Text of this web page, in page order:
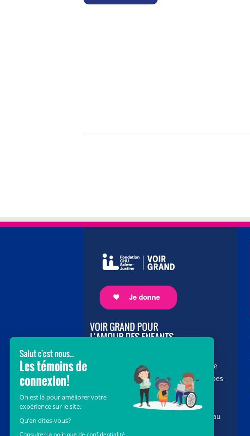
VOIR GRAND POUR
L’AMOUR DES ENFANTS
vous au cœur de la campagne majeure
Voir Grand, nous conduisons les équipes
soignantes vers les opportunités de la
science et des nouvelles technologies
pour que chaque enfant, où qu’il soit au